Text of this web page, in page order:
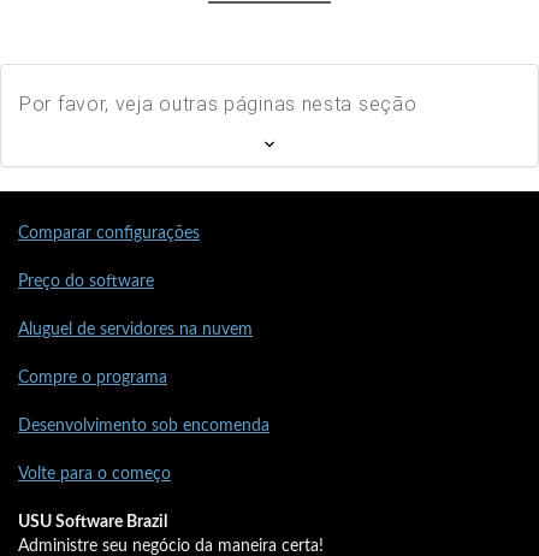
Por favor, veja outras páginas nesta seção
Comparar configurações
Preço do software
Aluguel de servidores na nuvem
Compre o programa
Desenvolvimento sob encomenda
Volte para o começo
USU Software Brazil
Administre seu negócio da maneira certa!